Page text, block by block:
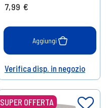
7,99 €
Aggiungi
Help
Verifica disp. in negozio
SUPER OFFERTA